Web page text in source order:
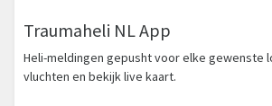
Traumaheli NL App
Heli-meldingen gepusht voor elke gewenste
vluchten en bekijk live kaart.